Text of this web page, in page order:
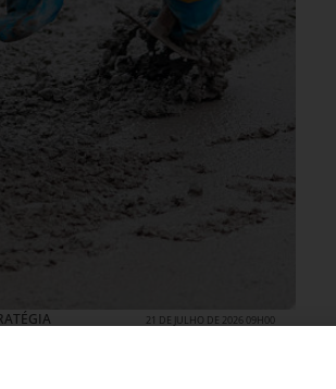
21 DE JULHO DE 2026 09H00
mais eficiência
está deixando para trás